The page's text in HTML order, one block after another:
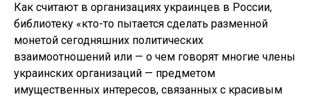
Как считают в организациях украинцев в России,
библиотеку «кто-то пытается сделать разменной
монетой сегодняшних политических
взаимоотношений или — о чем говорят многие члены
украинских организаций — предметом
имущественных интересов, связанных с красивым